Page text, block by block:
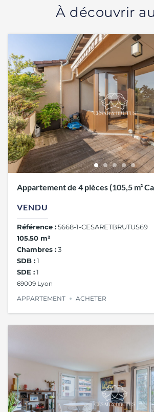
À découvrir
Appartement de 4 pièces (105,5 m²
VENDU
Référence :5668-1-CESARETBRUTUS69
105.50 m²
Chambres :3
SDB :1
SDE :1
69009 Lyon
APPARTEMENT
ACHETER